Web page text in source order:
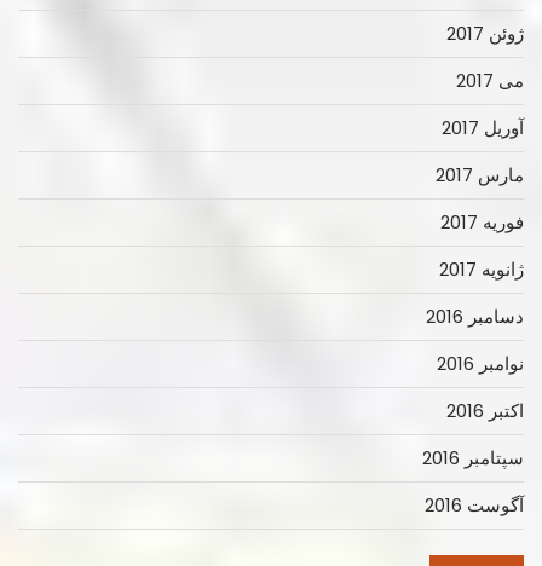
ژوئن 2017
می 2017
آوریل 2017
مارس 2017
فوریه 2017
ژانویه 2017
دسامبر 2016
نوامبر 2016
اکتبر 2016
سپتامبر 2016
آگوست 2016